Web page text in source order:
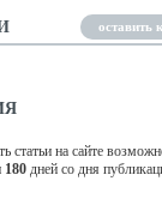
оставить
статьи на сайте
180 дней со дня